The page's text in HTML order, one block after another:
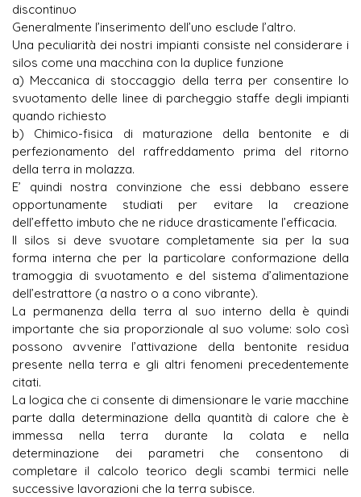
discontinuo
Generalmente l’inserimento dell’uno esclude l’altro.
Una peculiarità dei nostri impianti consiste nel considerare i
silos come una macchina con la duplice funzione
a) Meccanica di stoccaggio della terra per consentire lo
svuotamento delle linee di parcheggio staffe degli impianti
quando richiesto
b) Chimico-fisica di maturazione della bentonite e di
perfezionamento del raffreddamento prima del ritorno
della terra in molazza.
E’ quindi nostra convinzione che essi debbano essere
opportunamente studiati per evitare la creazione
dell’effetto imbuto che ne riduce drasticamente l’efficacia.
Il silos si deve svuotare completamente sia per la sua
forma interna che per la particolare conformazione della
tramoggia di svuotamento e del sistema d’alimentazione
dell’estrattore (a nastro o a cono vibrante).
La permanenza della terra al suo interno della è quindi
importante che sia proporzionale al suo volume: solo così
possono avvenire l’attivazione della bentonite residua
presente nella terra e gli altri fenomeni precedentemente
citati.
La logica che ci consente di dimensionare le varie macchine
parte dalla determinazione della quantità di calore che è
immessa nella terra durante la colata e nella
determinazione dei parametri che consentono di
completare il calcolo teorico degli scambi termici nelle
successive lavorazioni che la terra subisce.